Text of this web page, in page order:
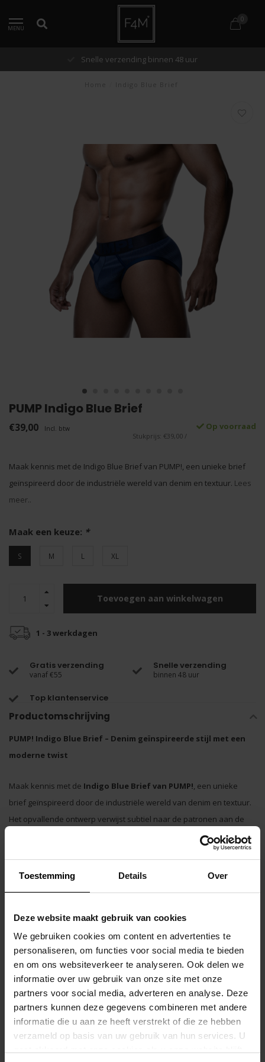
Toestemming Details Over
Deze website maakt gebruik van cookies
We gebruiken cookies om content en advertenties te
personaliseren, om functies voor social media te bieden
en om ons websiteverkeer te analyseren. Ook delen we
informatie over uw gebruik van onze site met onze
partners voor social media, adverteren en analyse. Deze
partners kunnen deze gegevens combineren met andere
informatie die u aan ze heeft verstrekt of die ze hebben
verzameld op basis van uw gebruik van hun services. U
MENU
0
Snelle verzending binnen 48 uur
PUMP Indigo Blue Brief
€39,00 Incl. btw Op voorraad
Stukprijs: €39,00 /
Maak kennis met de Indigo Blue Brief van PUMP!, een unieke brief
geïnspireerd door de industriële wereld van denim en textuur. Lees
meer..
Maak een keuze: *
S M L XL
Toevoegen aan winkelwagen
1 - 3 werkdagen
Gratis verzending
vanaf €55
Snelle verzending
binnen 48 uur
Top klantenservice
Productomschrijving
PUMP! Indigo Blue Brief – Denim geïnspireerde stijl met een
moderne twist
Maak kennis met de Indigo Blue Brief van PUMP!, een unieke
brief geïnspireerd door de industriële wereld van denim en textuur.
Het opvallende ontwerp verwijst subtiel naar de patronen aan de
binnenkant van een wastrommel, terwijl het diepe indigoblauwe
kleurenpalet zorgt voor een tijdloze, stoere uitstraling met een
De zachte, bedrukte katoenen cups en voering bieden optimale
ondersteuning en een aangenaam draagcomfort, terwijl de
nauwsluitende pasvorm je silhouet mooi accentueert.
De diepblauwe elastische afwerking aan de pijpen en achterkant
zorgt voor een stevige fit die perfect op zijn plaats blijft.